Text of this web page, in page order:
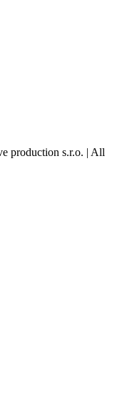
production s.r.o. | All